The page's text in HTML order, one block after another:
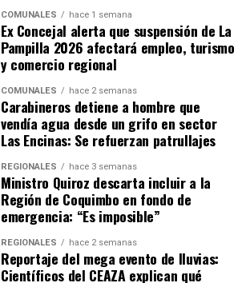
COMUNALES hace 1 semana
Ex Concejal alerta que suspensión de La
Pampilla 2026 afectará empleo, turismo
y comercio regional
COMUNALES hace 2 semanas
Carabineros detiene a hombre que
vendía agua desde un grifo en sector
Las Encinas: Se refuerzan patrullajes
REGIONALES hace 3 semanas
Ministro Quiroz descarta incluir a la
Región de Coquimbo en fondo de
emergencia: “Es imposible”
REGIONALES hace 2 semanas
Reportaje del mega evento de lluvias:
Científicos del CEAZA explican qué